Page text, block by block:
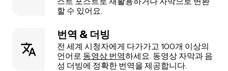
할 수 있어요.
번역 & 더빙
전 세계 시청자에게 다가가고 100개 이상의
언어로 동영상 번역하세요. 동영상 자막과 음
성 더빙에 정확한 번역을 제공합니다.